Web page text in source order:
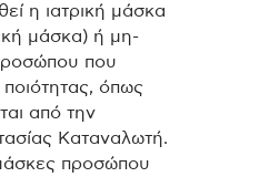
η ιατρική μάσκα
μάσκα) ή μη-
που
ποιότητας, όπως
από την
Καταναλωτή.
προσώπου